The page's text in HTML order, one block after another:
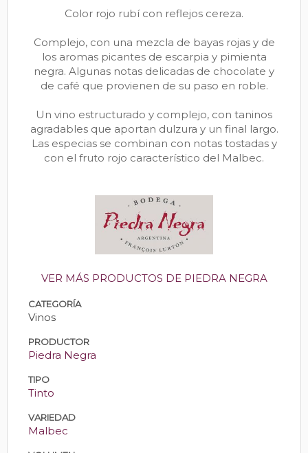
Color rojo rubí con reflejos cereza.
Complejo, con una mezcla de bayas rojas y de
los aromas picantes de escarpia y pimienta
negra. Algunas notas delicadas de chocolate y
de café que provienen de su paso en roble.
Un vino estructurado y complejo, con taninos
agradables que aportan dulzura y un final largo.
Las especias se combinan con notas tostadas y
con el fruto rojo característico del Malbec.
VER MÁS PRODUCTOS DE PIEDRA NEGRA
CATEGORÍA
Vinos
PRODUCTOR
Piedra Negra
TIPO
Tinto
VARIEDAD
Malbec